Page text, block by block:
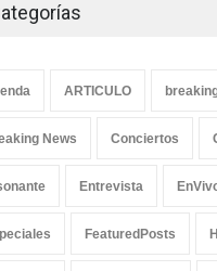
ARTICULO
News Conciertos
Entrevista
FeaturedPosts